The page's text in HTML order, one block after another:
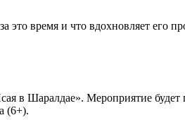
время и что вдохновляет его
в Шаралдае». Мероприятие
(6+).